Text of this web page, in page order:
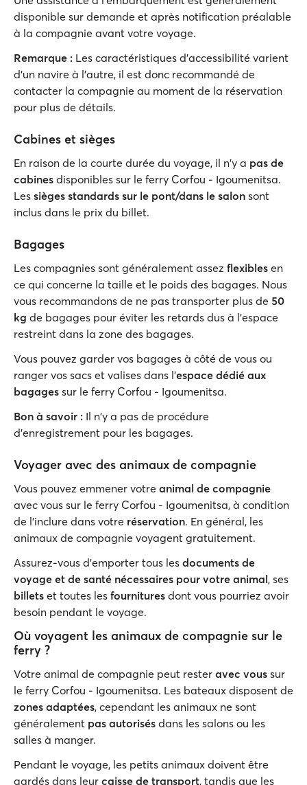
disponible sur demande et après notification préalable
à la compagnie avant votre voyage.
Remarque : Les caractéristiques d'accessibilité varient
d'un navire à l'autre, il est donc recommandé de
contacter la compagnie au moment de la réservation
pour plus de détails.
Cabines et sièges
En raison de la courte durée du voyage, il n'y a pas de
cabines disponibles sur le ferry Corfou - Igoumenitsa.
Les sièges standards sur le pont/dans le salon sont
inclus dans le prix du billet.
Bagages
Les compagnies sont généralement assez flexibles en
ce qui concerne la taille et le poids des bagages. Nous
vous recommandons de ne pas transporter plus de 50
kg de bagages pour éviter les retards dus à l'espace
restreint dans la zone des bagages.
Vous pouvez garder vos bagages à côté de vous ou
ranger vos sacs et valises dans l'espace dédié aux
bagages sur le ferry Corfou - Igoumenitsa.
Bon à savoir : Il n'y a pas de procédure
d'enregistrement pour les bagages.
Voyager avec des animaux de compagnie
Vous pouvez emmener votre animal de compagnie
avec vous sur le ferry Corfou - Igoumenitsa, à condition
de l'inclure dans votre réservation. En général, les
animaux de compagnie voyagent gratuitement.
Assurez-vous d'emporter tous les documents de
voyage et de santé nécessaires pour votre animal, ses
billets et toutes les fournitures dont vous pourriez avoir
besoin pendant le voyage.
Où voyagent les animaux de compagnie sur le
ferry ?
Votre animal de compagnie peut rester avec vous sur
le ferry Corfou - Igoumenitsa. Les bateaux disposent de
zones adaptées, cependant les animaux ne sont
généralement pas autorisés dans les salons ou les
salles à manger.
Pendant le voyage, les petits animaux doivent être
gardés dans leur caisse de transport, tandis que les